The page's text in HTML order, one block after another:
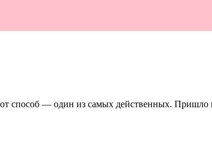
способ — один из самых действенных. Пришло